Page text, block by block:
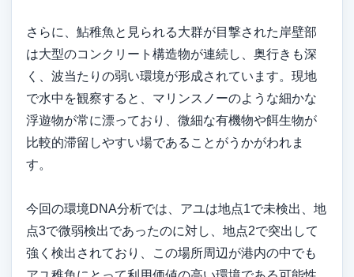
さらに、鮎稚魚と見られる大群が目撃された岸壁部
は大型のコンクリート構造物が連続し、奥行きも深
く、波当たりの弱い環境が形成されています。現地
で水中を観察すると、マリンスノーのような細かな
浮遊物が常に漂っており、微細な有機物や餌生物が
比較的滞留しやすい場であることがうかがわれま
す。
今回の環境DNA分析では、アユは地点1で未検出、地
点3で微弱検出であったのに対し、地点2で突出して
強く検出されており、この場所周辺が港内の中でも